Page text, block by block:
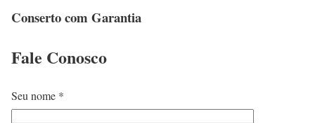
Conserto com Garantia
Fale Conosco
Seu nome *